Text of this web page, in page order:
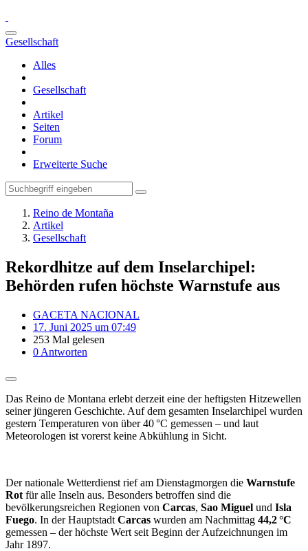
Gesellschaft
Alles
Gesellschaft
Artikel
Seiten
Forum
Erweiterte Suche
Reino de Montaña
Artikel
Gesellschaft
Rekordhitze auf dem Inselarchipel:
Behörden rufen höchste Warnstufe aus
GACETA NACIONAL
17. Juni 2025 um 07:49
253 Mal gelesen
0 Antworten
Das Reino de Montana erlebt derzeit eine der heftigsten Hitzewellen
seiner jüngeren Geschichte. Auf dem gesamten Inselarchipel wurden
gestern Temperaturen von über 40 °C gemessen – und laut
Meteorologen ist vorerst keine Abkühlung in Sicht.
Der nationale Wetterdienst rief am Dienstagmorgen die Warnstufe
Rot für alle Inseln aus. Besonders betroffen sind die
bevölkerungsreichen Regionen von Carcas, Sao Miguel und Isla
Fuego. In der Hauptstadt Carcas wurden am Nachmittag 44,2 °C
gemessen – der höchste Wert seit Beginn der Aufzeichnungen im
Jahr 1897.